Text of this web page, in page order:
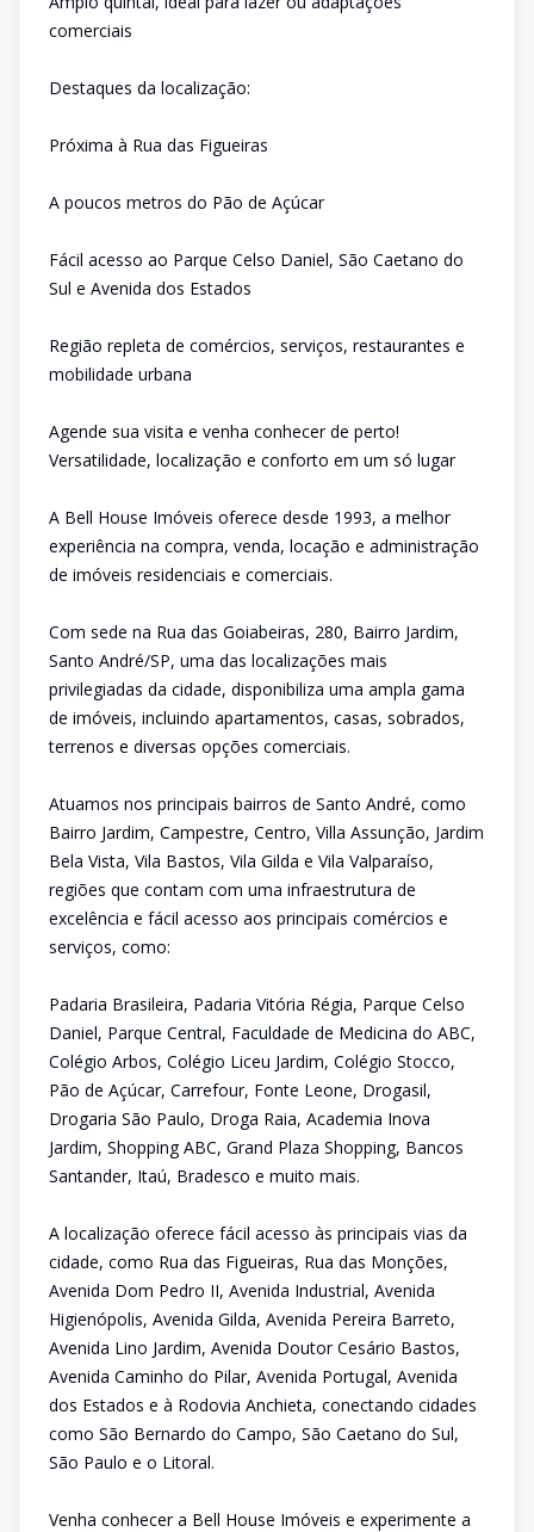
comerciais
Destaques da localização:
Próxima à Rua das Figueiras
A poucos metros do Pão de Açúcar
Fácil acesso ao Parque Celso Daniel, São Caetano do
Sul e Avenida dos Estados
Região repleta de comércios, serviços, restaurantes e
mobilidade urbana
Agende sua visita e venha conhecer de perto!
Versatilidade, localização e conforto em um só lugar
A Bell House Imóveis oferece desde 1993, a melhor
experiência na compra, venda, locação e administração
de imóveis residenciais e comerciais.
Com sede na Rua das Goiabeiras, 280, Bairro Jardim,
Santo André/SP, uma das localizações mais
privilegiadas da cidade, disponibiliza uma ampla gama
de imóveis, incluindo apartamentos, casas, sobrados,
terrenos e diversas opções comerciais.
Atuamos nos principais bairros de Santo André, como
Bairro Jardim, Campestre, Centro, Villa Assunção, Jardim
Bela Vista, Vila Bastos, Vila Gilda e Vila Valparaíso,
regiões que contam com uma infraestrutura de
excelência e fácil acesso aos principais comércios e
serviços, como:
Padaria Brasileira, Padaria Vitória Régia, Parque Celso
Daniel, Parque Central, Faculdade de Medicina do ABC,
Colégio Arbos, Colégio Liceu Jardim, Colégio Stocco,
Pão de Açúcar, Carrefour, Fonte Leone, Drogasil,
Drogaria São Paulo, Droga Raia, Academia Inova
Jardim, Shopping ABC, Grand Plaza Shopping, Bancos
Santander, Itaú, Bradesco e muito mais.
A localização oferece fácil acesso às principais vias da
cidade, como Rua das Figueiras, Rua das Monções,
Avenida Dom Pedro II, Avenida Industrial, Avenida
Higienópolis, Avenida Gilda, Avenida Pereira Barreto,
Avenida Lino Jardim, Avenida Doutor Cesário Bastos,
Avenida Caminho do Pilar, Avenida Portugal, Avenida
dos Estados e à Rodovia Anchieta, conectando cidades
como São Bernardo do Campo, São Caetano do Sul,
São Paulo e o Litoral.
Venha conhecer a Bell House Imóveis e experimente a